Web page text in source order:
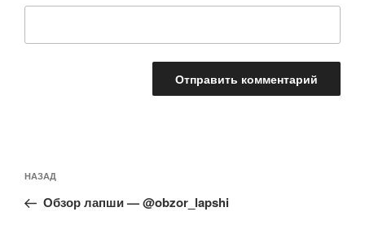
по
записям
Предыдущая
запись:
НАЗАД
Обзор лапши — @obzor_lapshi